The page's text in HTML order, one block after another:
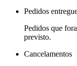
Pedidos
Pedidos que
previsto.
Cancelamentos